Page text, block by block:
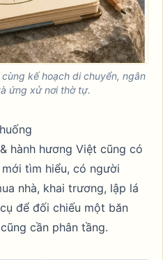
kế hoạch di chuyển, ngân
ứng xử nơi thờ tự.
hành hương Việt cũng có
tìm hiểu, có người
nhà, khai trương, lập lá
để đối chiếu một băn
cần phân tầng.